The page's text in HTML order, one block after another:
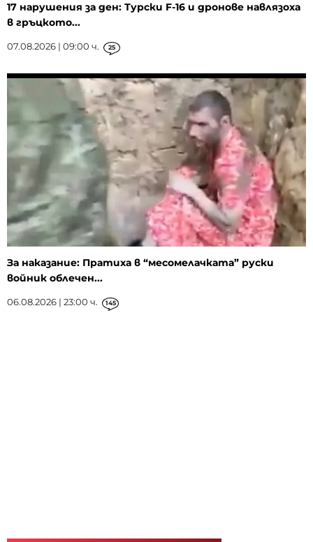
17 нарушения за ден: Турски F-16 и дронове навлязоха
в гръцкото...
07.08.2026 | 09:00 ч. 25
За наказание: Пратиха в “месомелачката” руски
войник облечен...
06.08.2026 | 23:00 ч. 145